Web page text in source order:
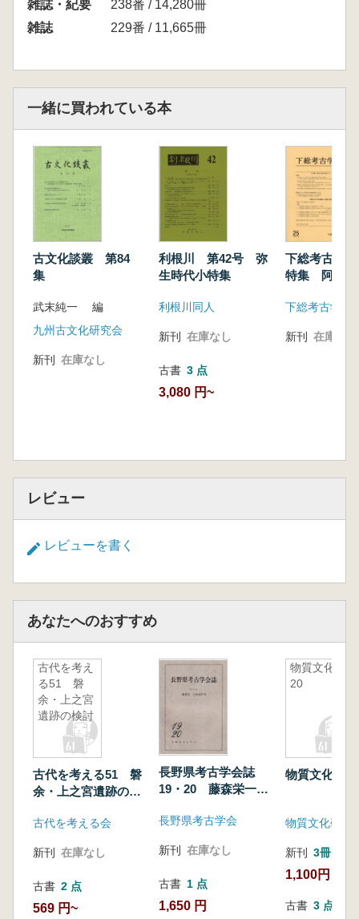
石の分析から
り付けカマドの導入が遅れた理由
石原正敏 新潟県における縄文時代車創期遺跡
研究の現状と課題
細井佳浩 古代越後出土の円形曲物容器につい
ての概観 小～中型の構造と部位名称を中心に
佐藤 俊 新発田市北沢窯跡から出土した水瓶
の再検討 製作技法を中心に
雑誌・紀要
238番 / 14,280冊
雑誌
229番 / 11,665冊
一緒に買われている本
古文化談叢 第84
集
武末純一 編
九州古文化研究会
新刊 在庫なし
利根川 第42号 弥
生時代小特集
利根川同人
新刊 在庫なし
古書 3 点
3,080 円~
下総考古
特集 阿玉台
下総考古学研
新刊 在庫なし
レビュー
レビューを書く
あなたへのおすすめ
古代を考え
る51 磐
余・上之宮
遺跡の検討
古代を考える51 磐
余・上之宮遺跡の検
古代を考える会
新刊 在庫なし
古書 2 点
569 円~
長野県考古学会誌
19・20 藤森栄一会
長野県考古学会
新刊 在庫なし
古書 1 点
1,650 円
物質文化
20
物質文化 20
物質文化研究
新刊 3冊
1,100円
古書 3 点